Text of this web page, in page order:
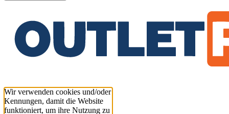
Wir verwenden cookies und/oder
Kennungen, damit die Website
funktioniert, um ihre Nutzung zu